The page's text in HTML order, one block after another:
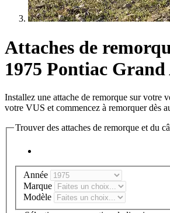
Attaches de
1975 Pontiac Grand
Installez une attache de remorque sur votre
votre VUS et commencez à remorquer dès
Trouver des attaches de remorque et du
Année
Marque
Modèle